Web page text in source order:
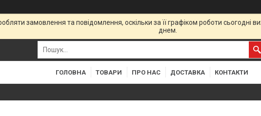
замовлення та повідомлення, оскільки за її графіком роботи
днем.
ГОЛОВНА ТОВАРИ ПРО НАС ДОСТАВКА КОНТАКТИ